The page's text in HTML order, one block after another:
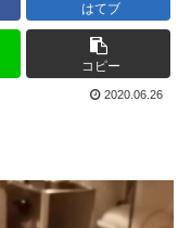
はてブ
コピー
2020.06.26